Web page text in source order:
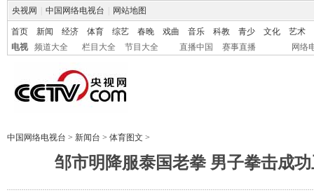
央视网 中国网络电视台 网站地图
首页 新闻 经济 体育 综艺 春晚 戏曲 音乐 科教 青少 文化
艺术
电视
频道大全 栏目大全 节目大全 直播中国 赛事直播 网络
中国网络电视台 > 新闻台 > 体育图文 >
邹市明降服泰国老拳 男子拳击成